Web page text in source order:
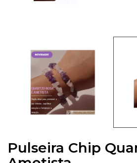
Pulseira Chip